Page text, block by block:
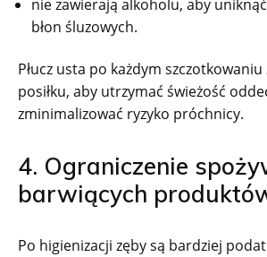
nie zawierają alkoholu, aby
błon śluzowych.
Płucz usta po każdym
posiłku, aby utrzymać świeżość
zminimalizować ryzyko próchnicy.
4. Ograniczenie
barwiących
Po higienizacji zęby są bardziej